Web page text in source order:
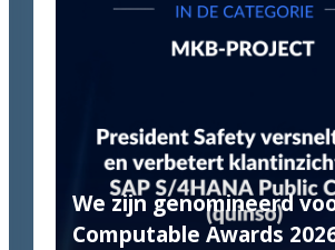
done!
We zijn genomineerd
Computable Awards